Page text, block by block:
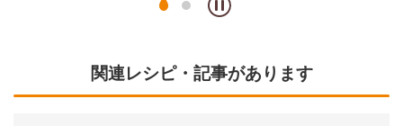
関連レシピ・記事があります